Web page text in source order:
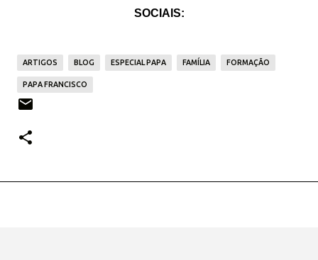
SOCIAIS:
ARTIGOS BLOG ESPECIAL PAPA FAMÍLIA FORMAÇÃO
PAPA FRANCISCO